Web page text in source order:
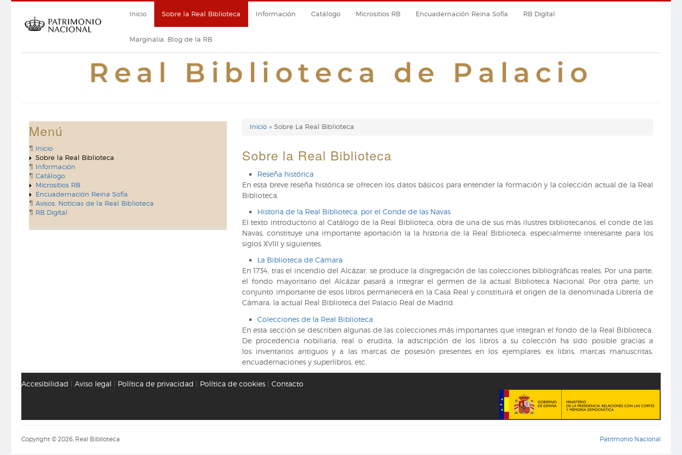
contenido
Navegación
principal
Inicio Sobre la Real Biblioteca Información Catálogo Micrositios RB Encuadernación Reina Sofía RB Digital
Marginalia. Blog de la RB
Menú
Inicio
Sobre la Real Biblioteca
Información
Catálogo
Micrositios RB
Encuadernación Reina Sofía
Avisos. Noticias de la Real Biblioteca
RB Digital
Enlaces
de
ayuda
de
navegación
Inicio Sobre La Real Biblioteca
Sobre la Real Biblioteca
Reseña histórica
En esta breve reseña histórica se ofrecen los datos básicos para entender la formación y la colección actual de la Real
Biblioteca.
Historia de la Real Biblioteca, por el Conde de las Navas
El texto introductorio al Catálogo de la Real Biblioteca, obra de una de sus más ilustres bibliotecarios, el conde de las
Navas, constituye una importante aportación la la historia de la Real Biblioteca, especialmente interesante para los
siglos XVIII y siguientes.
La Biblioteca de Cámara
En 1734, tras el incendio del Alcázar, se produce la disgregación de las colecciones bibliográficas reales. Por una parte,
el fondo mayoritario del Alcázar pasará a integrar el germen de la actual Biblioteca Nacional. Por otra parte, un
conjunto importante de esos libros permanecerá en la Casa Real y constituirá el origen de la denominada Librería de
Cámara, la actual Real Biblioteca del Palacio Real de Madrid.
Colecciones de la Real Biblioteca
En esta sección se describen algunas de las colecciones más importantes que integran el fondo de la Real Biblioteca.
De procedencia nobiliaria, real o erudita, la adscripción de los libros a su colección ha sido posible gracias a
los inventarios antiguos y a las marcas de posesión presentes en los ejemplares: ex libris, marcas manuscritas,
encuadernaciones y superlibros, etc.
Accesibilidad Aviso legal Política de privacidad Política de cookies Contacto
Copyright © 2026, Real Biblioteca Patrimonio Nacional